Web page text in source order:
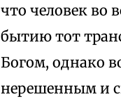
что человек во
бытию тот
Богом, однако
нерешенным и